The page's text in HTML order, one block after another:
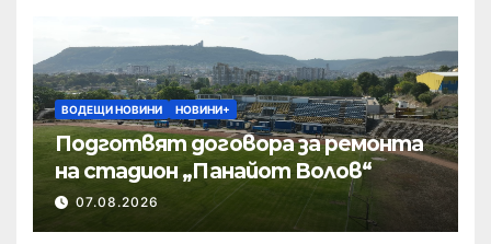
ВОДЕЩИ НОВИНИ НОВИНИ+
Подготвят договора за ремонта
на стадион „Панайот Волов“
07.08.2026